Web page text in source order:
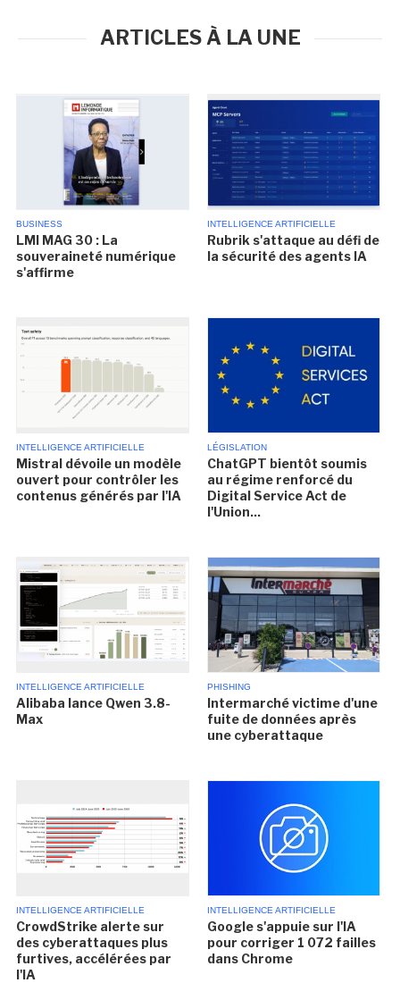
ARTICLES À LA UNE
BUSINESS
LMI MAG 30 : La
souveraineté numérique
s'affirme
INTELLIGENCE ARTIFICIELLE
Rubrik s'attaque au défi de
la sécurité des agents IA
INTELLIGENCE ARTIFICIELLE
Mistral dévoile un modèle
ouvert pour contrôler les
contenus générés par l'IA
LÉGISLATION
ChatGPT bientôt soumis
au régime renforcé du
Digital Service Act de
l'Union...
INTELLIGENCE ARTIFICIELLE
Alibaba lance Qwen 3.8-
Max
PHISHING
Intermarché victime d'une
fuite de données après
une cyberattaque
INTELLIGENCE ARTIFICIELLE
CrowdStrike alerte sur
des cyberattaques plus
furtives, accélérées par
l'IA
INTELLIGENCE ARTIFICIELLE
Google s'appuie sur l'IA
pour corriger 1 072 failles
dans Chrome